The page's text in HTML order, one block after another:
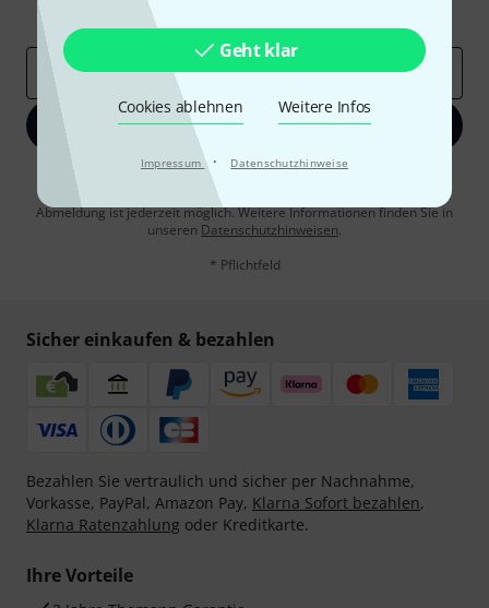
Geht klar
Cookies ablehnen Weitere Infos
Impressum · Datenschutzhinweise
Inspirierende Beiträge
E-Mail-Adresse*
Jetzt anmelden
Mit Klick auf „Jetzt anmelden“ stimmen Sie dem Erhalt von E-Mail-
Werbung und einer Messung des E-Mail-Nutzungsverhaltens zu. Die
Abmeldung ist jederzeit möglich. Weitere Informationen finden Sie in
unseren Datenschutzhinweisen.
* Pflichtfeld
Sicher einkaufen & bezahlen
Bezahlen Sie vertraulich und sicher per Nachnahme,
Vorkasse, PayPal, Amazon Pay, Klarna Sofort bezahlen,
Klarna Ratenzahlung oder Kreditkarte.
Ihre Vorteile